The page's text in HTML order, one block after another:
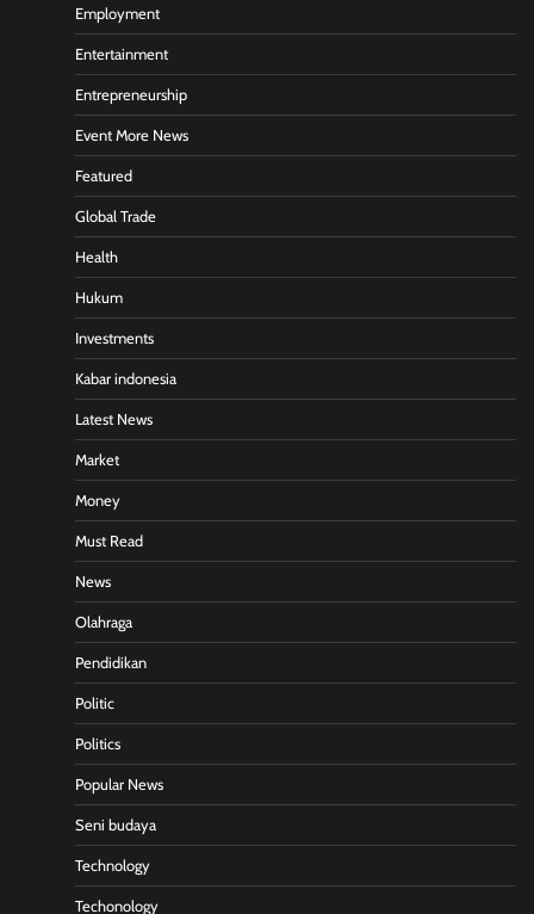
Employment
Entertainment
Entrepreneurship
Event More News
Featured
Global Trade
Health
Hukum
Investments
Kabar indonesia
Latest News
Market
Money
Must Read
News
Olahraga
Pendidikan
Politic
Politics
Popular News
Seni budaya
Technology
Techonology